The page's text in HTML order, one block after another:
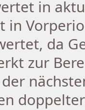
in
in
da
zur